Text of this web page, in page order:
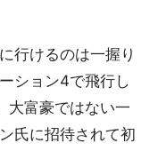
行けるのは一握り
ション4で飛行し
大富豪ではない一
氏に招待されて初